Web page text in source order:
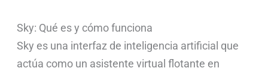
Sky: Qué es y cómo funciona
Sky es una interfaz de inteligencia artificial que
actúa como un asistente virtual flotante en